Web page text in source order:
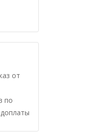
от
по